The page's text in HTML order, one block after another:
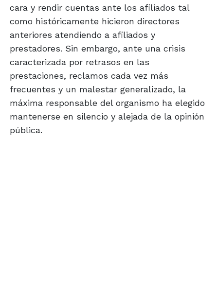
cara y rendir cuentas ante los afiliados tal
como históricamente hicieron directores
anteriores atendiendo a afiliados y
prestadores. Sin embargo, ante una crisis
caracterizada por retrasos en las
prestaciones, reclamos cada vez más
frecuentes y un malestar generalizado, la
máxima responsable del organismo ha elegido
mantenerse en silencio y alejada de la opinión
pública.